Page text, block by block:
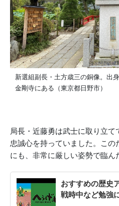
新選組副長・土方歳三の銅像。出
金剛寺にある（東京都日野市）
局長・近藤勇は武士に取り立
忠誠心を持っていました。この
にも、非常に厳しい姿勢で臨ん
おすすめの歴史
戦時中など勉強